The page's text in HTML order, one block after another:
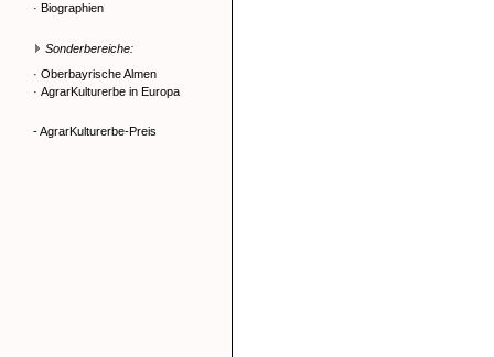
· Biographien
Sonderbereiche:
· Oberbayrische Almen
· AgrarKulturerbe in Europa
- AgrarKulturerbe-Preis